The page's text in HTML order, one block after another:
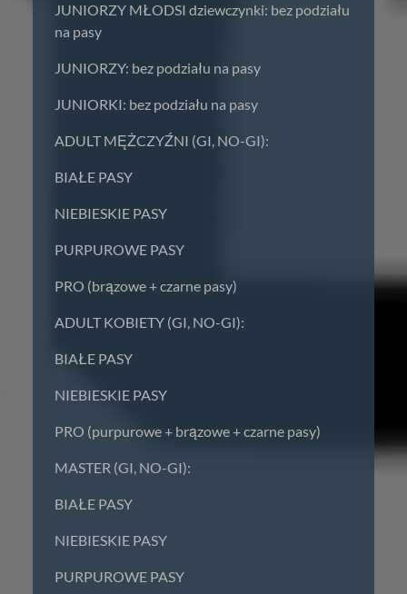
JUNIORZY MŁODSI dziewczynki: bez podziału
na pasy
JUNIORZY: bez podziału na pasy
JUNIORKI: bez podziału na pasy
ADULT MĘŻCZYŹNI (GI, NO-GI):
BIAŁE PASY
NIEBIESKIE PASY
PURPUROWE PASY
PRO (brązowe + czarne pasy)
ADULT KOBIETY (GI, NO-GI):
BIAŁE PASY
NIEBIESKIE PASY
PRO (purpurowe + brązowe + czarne pasy)
MASTER (GI, NO-GI):
BIAŁE PASY
NIEBIESKIE PASY
PURPUROWE PASY